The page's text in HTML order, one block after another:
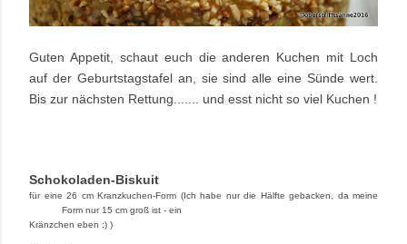
Guten Appetit, schaut euch die anderen Kuchen mit Loch
auf der Geburtstagstafel an, sie sind alle eine Sünde wert.
Bis zur nächsten Rettung....... und esst nicht so viel Kuchen !
Schokoladen-Biskuit
für eine 26 cm Kranzkuchen-Form (Ich habe nur die Hälfte gebacken, da meine
Form nur 15 cm groß ist - ein
Kränzchen eben ;) )